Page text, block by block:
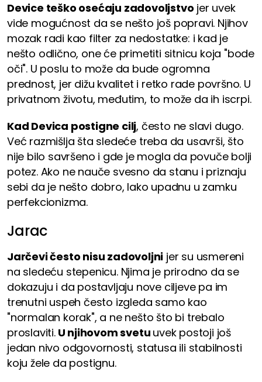
Device teško osećaju zadovoljstvo jer uvek
vide mogućnost da se nešto još popravi. Njihov
mozak radi kao filter za nedostatke: i kad je
nešto odlično, one će primetiti sitnicu koja "bode
oči". U poslu to može da bude ogromna
prednost, jer dižu kvalitet i retko rade površno. U
privatnom životu, međutim, to može da ih iscrpi.
Kad Devica postigne cilj, često ne slavi dugo.
Već razmišlja šta sledeće treba da usavrši, što
nije bilo savršeno i gde je mogla da povuče bolji
potez. Ako ne nauče svesno da stanu i priznaju
sebi da je nešto dobro, lako upadnu u zamku
perfekcionizma.
Jarac
Jarčevi često nisu zadovoljni jer su usmereni
na sledeću stepenicu. Njima je prirodno da se
dokazuju i da postavljaju nove ciljeve pa im
trenutni uspeh često izgleda samo kao
"normalan korak", a ne nešto što bi trebalo
proslaviti.U njihovom svetu uvek postoji još
jedan nivo odgovornosti, statusa ili stabilnosti
koju žele da postignu.